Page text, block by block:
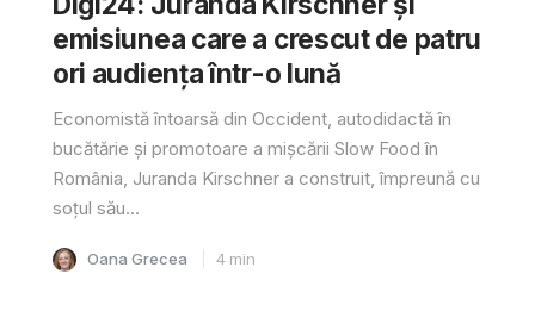
emisiunea care a crescut de patru
ori audiența într-o lună
Economistă întoarsă din Occident, autodidactă în
bucătărie și promotoare a mișcării Slow Food în
România, Juranda Kirschner a construit, împreună cu
soțul său...
Oana Grecea 4 min